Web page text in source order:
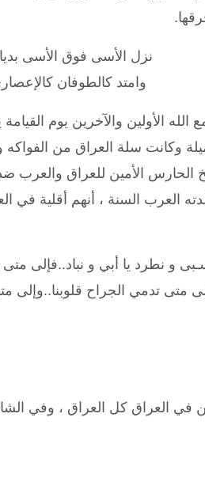
نزل الأسى فوق الأسى
وامتد كالطوفان
الأولين والآخرين يوم
وكانت سلة العراق من
الحارس الأمين للعراق
العرب السنة ، أنهم أقلية في
و نطرد يا أبي و نباد..فإلى متى
متى تدمي الجراح قلوبنا..وإلى
في العراق كل العراق ، وفي